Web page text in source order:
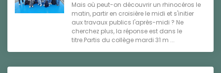
Mais où peut-on découvrir un rhinocéros le
matin, partir en croisière le midi et s'initier
aux travaux publics l'après-midi ? Ne
cherchez plus, la réponse est dans le
titre.Partis du collège mardi 31 m ...